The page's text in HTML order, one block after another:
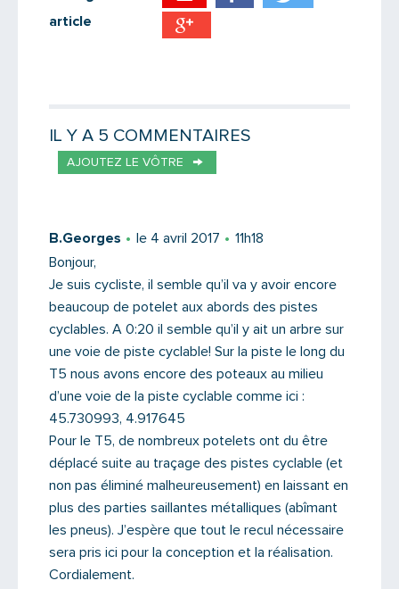
article
Message
IL Y A 5 COMMENTAIRES
AJOUTEZ LE VÔTRE
B.Georges le 4 avril 2017
11h18
Bonjour,
Je suis cycliste, il semble qu’il va y avoir encore
beaucoup de potelet aux abords des pistes
cyclables. A 0:20 il semble qu’il y ait un arbre sur
une voie de piste cyclable! Sur la piste le long du
T5 nous avons encore des poteaux au milieu
d’une voie de la piste cyclable comme ici :
45.730993, 4.917645
Pour le T5, de nombreux potelets ont du être
déplacé suite au traçage des pistes cyclable (et
non pas éliminé malheureusement) en laissant en
plus des parties saillantes métalliques (abîmant
les pneus). J’espère que tout le recul nécessaire
sera pris ici pour la conception et la réalisation.
Cordialement.